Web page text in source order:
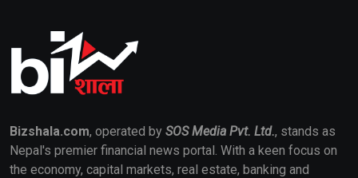
Bizshala.com, operated by SOS Media Pvt. Ltd., stands as
Nepal's premier financial news portal. With a keen focus on
the economy, capital markets, real estate, banking and